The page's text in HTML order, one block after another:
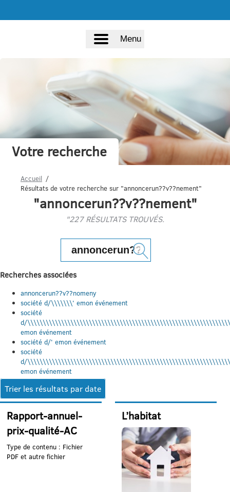
Menu
Votre recherche
Accueil
Résultats de votre recherche sur "annoncerun??v??nement"
"annoncerun??v??nement"
"227 RÉSULTATS TROUVÉS.
Recherches associées
annoncerun??v??nomeny
société d/\\\\\\\' emon événement
société
d/
emon événement
société d/' emon événement
société
d/
emon événement
Trier les résultats par date
Rapport-annuel-
prix-qualité-AC
Type de contenu : Fichier
PDF et autre fichier
L’habitat